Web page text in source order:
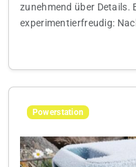
zunehmend über Details.
experimentierfreudig:
Powerstation